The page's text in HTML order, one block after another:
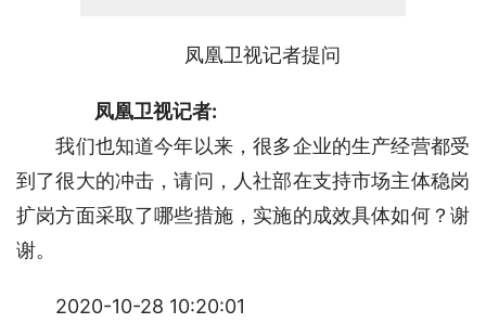
凤凰卫视记者提问
凤凰卫视记者:
我们也知道今年以来，很多企业的生产经营都受
到了很大的冲击，请问，人社部在支持市场主体稳岗
扩岗方面采取了哪些措施，实施的成效具体如何？谢
谢。
2020-10-28 10:20:01